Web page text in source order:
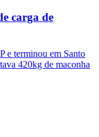
carga de
e terminou em Santo
420kg de maconha